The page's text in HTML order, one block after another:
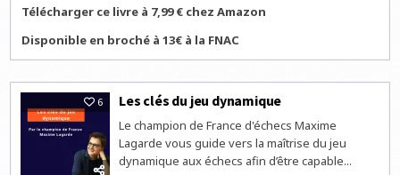
Télécharger ce livre à 7,99 € chez Amazon
Disponible en broché à 13€ à la FNAC
6 Les clés du jeu dynamique
Le champion de France d'échecs Maxime
Lagarde vous guide vers la maîtrise du jeu
dynamique aux échecs afin d’être capable...